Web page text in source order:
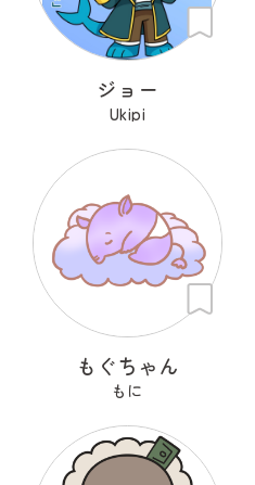
ジョー
Ukipi
もぐちゃん
もに